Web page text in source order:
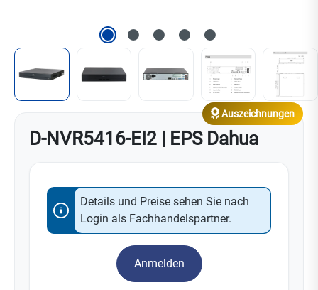
D-NVR5416-EI2 | EPS Dahua
Auszeichnungen
Details und Preise sehen Sie nach
Login als Fachhandelspartner.
Anmelden